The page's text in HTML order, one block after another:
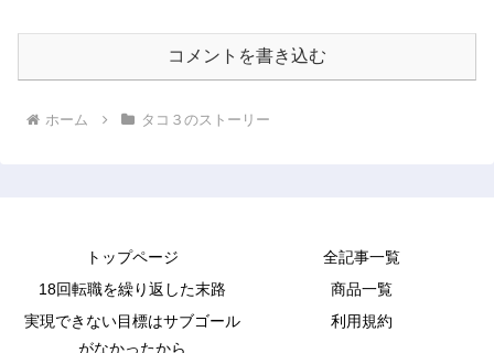
コメントを書き込む
ホーム タコ３のストーリー
トップページ
全記事一覧
18回転職を繰り返した末路
商品一覧
実現できない目標はサブゴール
がなかったから
利用規約